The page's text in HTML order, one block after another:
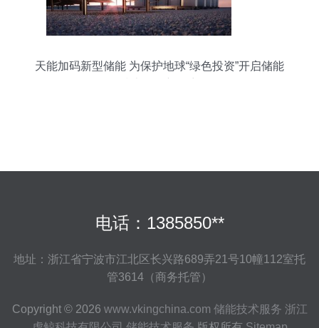
天能加码新型储能 为保护地球“绿色投资”开启储能
电话：1385850**
地址：浙江省宁波市江北区长兴路689弄21号10幢112室托
管3614（商务托管）
Copyright © 2026 www.vkingchina.com 储能技术服务 浙江